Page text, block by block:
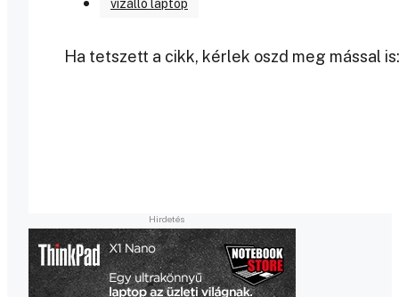
vízálló laptop
Ha tetszett a cikk, kérlek oszd meg mással is: